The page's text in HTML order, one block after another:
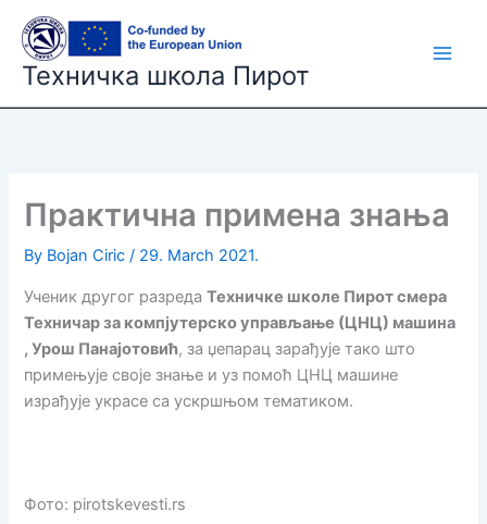
content
Техничка школа Пирот
Практична примена знања
By Bojan Ciric/ 29. March 2021.
Ученик другог разредаТехничке школе Пирот смера
Техничар за компјутерско управљање (ЦНЦ) машина
, Урош Панајотовић, за џепарац зарађује тако што
примењује своје знање и уз помоћ ЦНЦ машине
израђује украсе са ускршњом тематиком.
Фото: pirotskevesti.rs